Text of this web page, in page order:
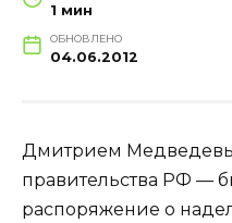
1 мин
ОБНОВЛЕНО
04.06.2012
Дмитрием
правительства РФ —
распоряжение о